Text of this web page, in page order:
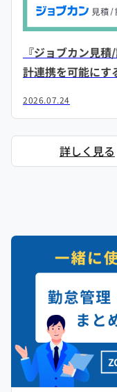
『ジョブカン見
計連携を可能にす
2026.07.24
詳しく見る